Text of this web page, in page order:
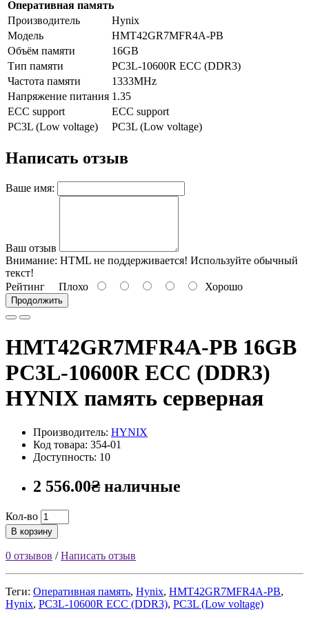
Оперативная память
Производитель
Hynix
Модель
HMT42GR7MFR4A-PB
Объём памяти
16GB
Тип памяти
PC3L-10600R ECC (DDR3)
Частота памяти
1333MHz
Напряжение питания 1.35
ECC support
ECC support
PC3L (Low voltage)
PC3L (Low voltage)
Написать отзыв
Ваше имя:
Ваш отзыв
Внимание: HTML не поддерживается! Используйте обычный
текст!
Рейтинг Плохо Хорошо
Продолжить
HMT42GR7MFR4A-PB 16GB
PC3L-10600R ECC (DDR3)
HYNIX память серверная
Производитель: HYNIX
Код товара: 354-01
Доступность: 10
2 556.00₴ наличные
Кол-во
В корзину
0 отзывов /Написать отзыв
Теги: Оперативная память, Hynix, HMT42GR7MFR4A-PB,
Hynix, PC3L-10600R ECC (DDR3), PC3L (Low voltage)